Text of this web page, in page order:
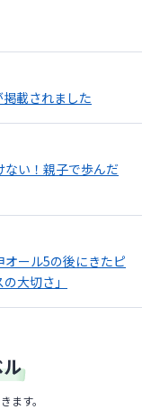
載されました
い！親子で歩んだ
ール5の後にきたピ
大切さ」
ます。